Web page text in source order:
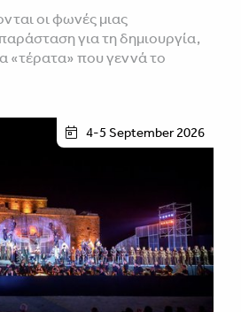
οι φωνές μιας
για τη δημιουργία,
«τέρατα» που γεννά το
4-5 September 2026